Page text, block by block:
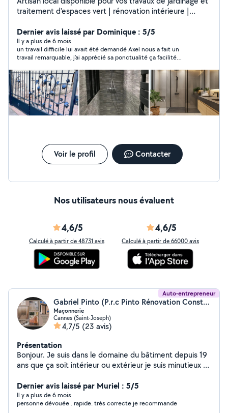
traitement d'espaces vert | rénovation intérieure |
Dernier avis laissé par Dominique : 5/5
Il y a plus de 6 mois
un travail difficile lui avait été demandé Axel nous a fait un
travail remarquable, j'ai apprécié sa ponctualité ça facilité
tout à fait merci Axel. Il s'est occupé d'acheter le matériel qu'il
fallait changer.
Voir le profil Contacter
Nos utilisateurs nous évaluent
4,6/5
Calculé à partir de 48731 avis
4,6/5
Calculé à partir de 66000 avis
Auto-entrepreneur
Gabriel Pinto (P.r.c Pinto Rénovation Construction)
Maçonnerie
Cannes (Saint-Joseph)
4,7/5 (23 avis)
Présentation
Bonjour. Je suis dans le domaine du bâtiment depuis 19
ans que ça soit intérieur ou extérieur je suis minutieux et
besoins.
Dernier avis laissé par Muriel : 5/5
Il y a plus de 6 mois
personne dévouée . rapide. très correcte je recommande